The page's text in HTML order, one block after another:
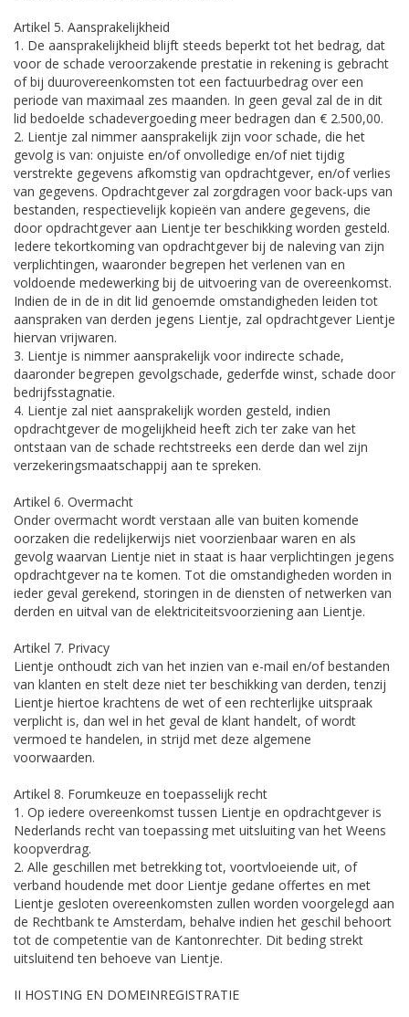
Artikel 5. Aansprakelijkheid
1. De aansprakelijkheid blijft steeds beperkt tot het bedrag, dat
voor de schade veroorzakende prestatie in rekening is gebracht
of bij duurovereenkomsten tot een factuurbedrag over een
periode van maximaal zes maanden. In geen geval zal de in dit
lid bedoelde schadevergoeding meer bedragen dan € 2.500,00.
2. Lientje zal nimmer aansprakelijk zijn voor schade, die het
gevolg is van: onjuiste en/of onvolledige en/of niet tijdig
verstrekte gegevens afkomstig van opdrachtgever, en/of verlies
van gegevens. Opdrachtgever zal zorgdragen voor back-ups van
bestanden, respectievelijk kopieën van andere gegevens, die
door opdrachtgever aan Lientje ter beschikking worden gesteld.
Iedere tekortkoming van opdrachtgever bij de naleving van zijn
verplichtingen, waaronder begrepen het verlenen van en
voldoende medewerking bij de uitvoering van de overeenkomst.
Indien de in de in dit lid genoemde omstandigheden leiden tot
aanspraken van derden jegens Lientje, zal opdrachtgever Lientje
hiervan vrijwaren.
3. Lientje is nimmer aansprakelijk voor indirecte schade,
daaronder begrepen gevolgschade, gederfde winst, schade door
bedrijfsstagnatie.
4. Lientje zal niet aansprakelijk worden gesteld, indien
opdrachtgever de mogelijkheid heeft zich ter zake van het
ontstaan van de schade rechtstreeks een derde dan wel zijn
verzekeringsmaatschappij aan te spreken.
Artikel 6. Overmacht
Onder overmacht wordt verstaan alle van buiten komende
oorzaken die redelijkerwijs niet voorzienbaar waren en als
gevolg waarvan Lientje niet in staat is haar verplichtingen jegens
opdrachtgever na te komen. Tot die omstandigheden worden in
ieder geval gerekend, storingen in de diensten of netwerken van
derden en uitval van de elektriciteitsvoorziening aan Lientje.
Artikel 7. Privacy
Lientje onthoudt zich van het inzien van e-mail en/of bestanden
van klanten en stelt deze niet ter beschikking van derden, tenzij
Lientje hiertoe krachtens de wet of een rechterlijke uitspraak
verplicht is, dan wel in het geval de klant handelt, of wordt
vermoed te handelen, in strijd met deze algemene
voorwaarden.
Artikel 8. Forumkeuze en toepasselijk recht
1. Op iedere overeenkomst tussen Lientje en opdrachtgever is
Nederlands recht van toepassing met uitsluiting van het Weens
koopverdrag.
2. Alle geschillen met betrekking tot, voortvloeiende uit, of
verband houdende met door Lientje gedane offertes en met
Lientje gesloten overeenkomsten zullen worden voorgelegd aan
de Rechtbank te Amsterdam, behalve indien het geschil behoort
tot de competentie van de Kantonrechter. Dit beding strekt
uitsluitend ten behoeve van Lientje.
II HOSTING EN DOMEINREGISTRATIE